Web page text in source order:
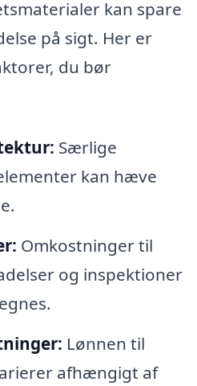
kan spare
på sigt. Her er
du bør
Særlige
kan hæve
Omkostninger til
og inspektioner
Lønnen til
afhængigt af